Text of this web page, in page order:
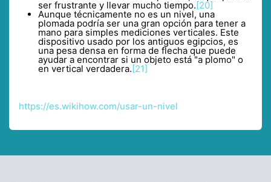
ser frustrante y llevar mucho tiempo. [20]
Aunque técnicamente no es un nivel, una
plomada podría ser una gran opción para tener a
mano para simples mediciones verticales. Este
dispositivo usado por los antiguos egipcios, es
una pesa densa en forma de flecha que puede
ayudar a encontrar si un objeto está "a plomo" o
en vertical verdadera. [21]
https://es.wikihow.com/usar-un-nivel